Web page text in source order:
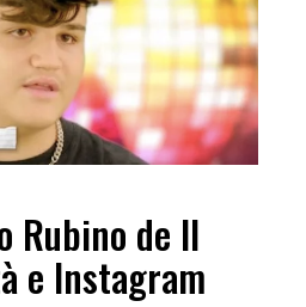
Rubino de Il
e Instagram